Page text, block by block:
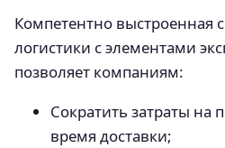
Компетентно выстроенная
логистики с элементами
позволяет компаниям:
Сократить затраты на
время доставки;